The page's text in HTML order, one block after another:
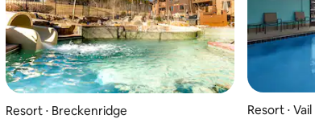
Resort ⋅ Breckenridge
Resort ⋅ Vail